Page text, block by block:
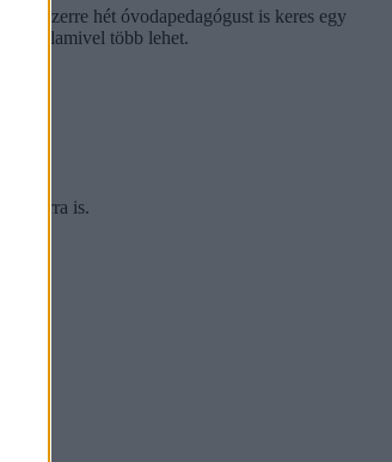
hét óvodapedagógust is keres egy
valamivel több lehet.
tanárra is.